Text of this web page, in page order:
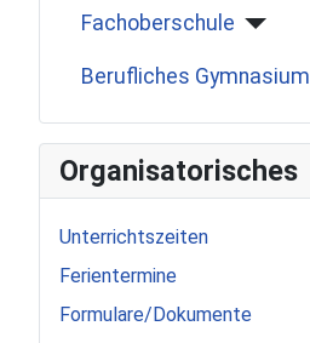
Fachoberschule
Berufliches Gymnasium
Organisatorisches
Unterrichtszeiten
Ferientermine
Formulare/Dokumente